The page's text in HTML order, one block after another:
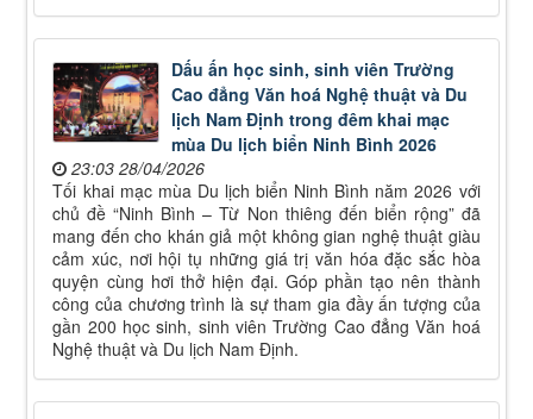
Dấu ấn học sinh, sinh viên Trường
Cao đẳng Văn hoá Nghệ thuật và Du
lịch Nam Định trong đêm khai mạc
mùa Du lịch biển Ninh Bình 2026
23:03 28/04/2026
Tối khai mạc mùa Du lịch biển Ninh Bình năm 2026 với
chủ đề “Ninh Bình – Từ Non thiêng đến biển rộng” đã
mang đến cho khán giả một không gian nghệ thuật giàu
cảm xúc, nơi hội tụ những giá trị văn hóa đặc sắc hòa
quyện cùng hơi thở hiện đại. Góp phần tạo nên thành
công của chương trình là sự tham gia đầy ấn tượng của
gần 200 học sinh, sinh viên Trường Cao đẳng Văn hoá
Nghệ thuật và Du lịch Nam Định.